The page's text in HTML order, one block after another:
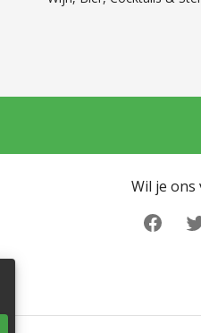
Wil je ons